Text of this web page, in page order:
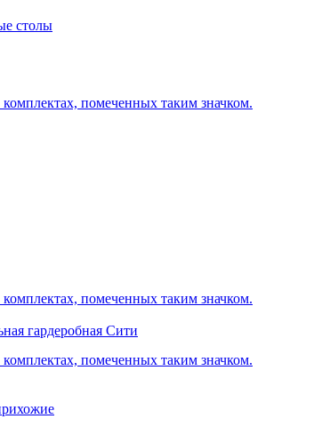
столы
помеченных таким значком.
помеченных таким значком.
гардеробная Сити
помеченных таким значком.